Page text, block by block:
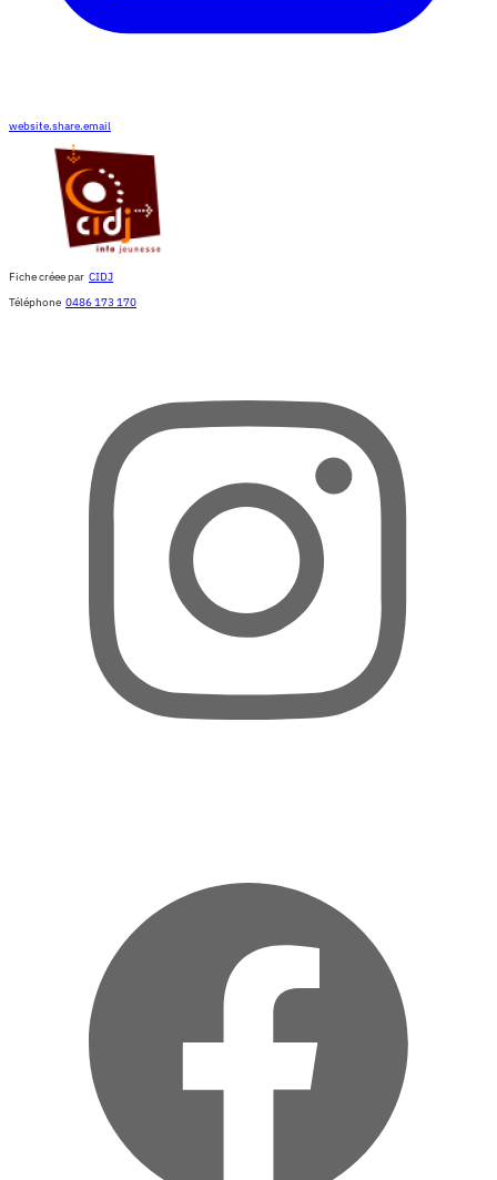
website.share.email
Fiche créee par CIDJ
Téléphone 0486 173 170